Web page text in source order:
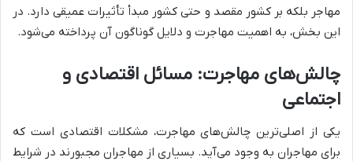
مهاجر بلکه بر کشور مقصد و حتی کشور مبدأ تأثیرات عمیقی دارد. در
این بخش، به اهمیت مهاجرت و دلایل گوناگون آن پرداخته می‌شود.
چالش‌های مهاجرت: مسائل اقتصادی و
اجتماعی
یکی از اصلی‌ترین چالش‌های مهاجرت، مشکلات اقتصادی است که
برای مهاجران به وجود می‌آید. بسیاری از مهاجران مجبورند در شرایط